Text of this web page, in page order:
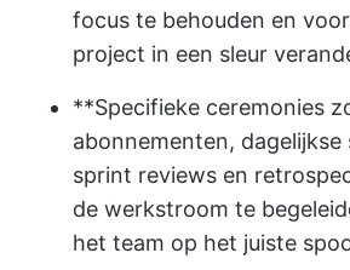
focus te behouden en
project in een sleur
**Specifieke ceremonies
abonnementen, dagelijkse
sprint reviews en
de werkstroom te
het team op het juiste